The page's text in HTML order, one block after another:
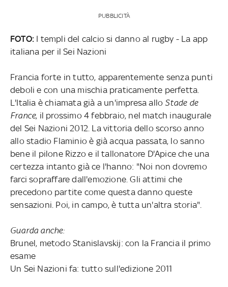
PUBBLICITÀ
FOTO: I templi del calcio si danno al rugby - La app
italiana per il Sei Nazioni
Francia forte in tutto, apparentemente senza punti
deboli e con una mischia praticamente perfetta.
L'Italia è chiamata già a un'impresa alloStade de
France, il prossimo 4 febbraio, nel match inaugurale
del Sei Nazioni 2012. La vittoria dello scorso anno
allo stadio Flaminio è già acqua passata, lo sanno
bene il pilone Rizzo e il tallonatore D'Apice che una
certezza intanto già ce l'hanno: "Noi non dovremo
farci sopraffare dall'emozione. Gli attimi che
precedono partite come questa danno queste
sensazioni. Poi, in campo, è tutta un'altra storia".
Guarda anche:
Brunel, metodo Stanislavskij: con la Francia il primo
esame
Un Sei Nazioni fa: tutto sull'edizione 2011